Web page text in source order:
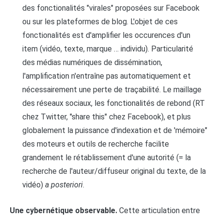
des fonctionalités "virales" proposées sur Facebook
ou sur les plateformes de blog. L'objet de ces
fonctionalités est d'amplifier les occurences d'un
item (vidéo, texte, marque … individu). Particularité
des médias numériques de dissémination,
l'amplification n'entraîne pas automatiquement et
nécessairement une perte de traçabilité. Le maillage
des réseaux sociaux, les fonctionalités de rebond (RT
chez Twitter, "share this" chez Facebook), et plus
globalement la puissance d'indexation et de 'mémoire"
des moteurs et outils de recherche facilite
grandement le rétablissement d'une autorité (= la
recherche de l'auteur/diffuseur original du texte, de la
vidéo) a posteriori.
Une cybernétique observable. Cette articulation entre